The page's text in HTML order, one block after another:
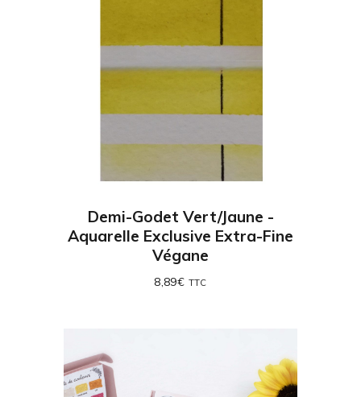
Demi-Godet Vert/Jaune -
Aquarelle Exclusive Extra-Fine
Végane
8,89€ TTC